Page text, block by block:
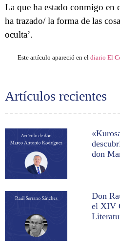
Artículos recientes
don
Don
el XIV
La que ha estado conmigo
ha trazado/ la forma de las
oculta’.
Este artículo apareció en el diario El